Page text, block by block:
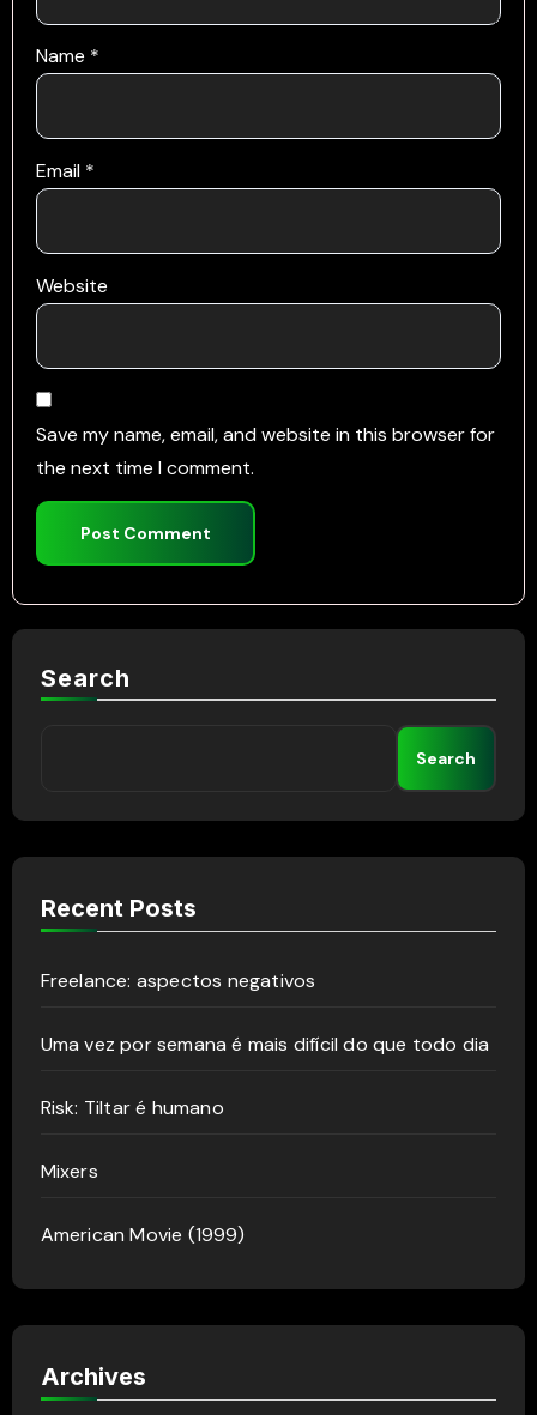
Name *
Email *
Website
Save my name, email, and website in this browser for
the next time I comment.
Search
Search
Recent Posts
Freelance: aspectos negativos
Uma vez por semana é mais difícil do que todo dia
Risk: Tiltar é humano
Mixers
American Movie (1999)
Archives